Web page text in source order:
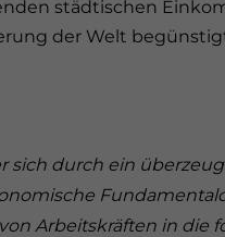
städtischen
der Welt
sich durch ein
Arbeitskräften in die